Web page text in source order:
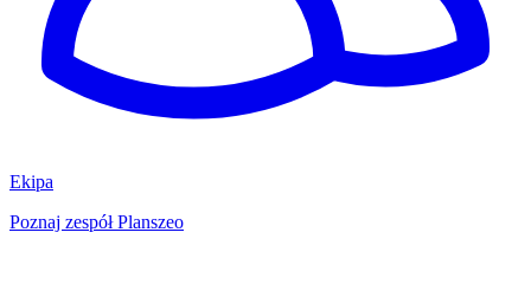
Ekipa
Poznaj zespół Planszeo